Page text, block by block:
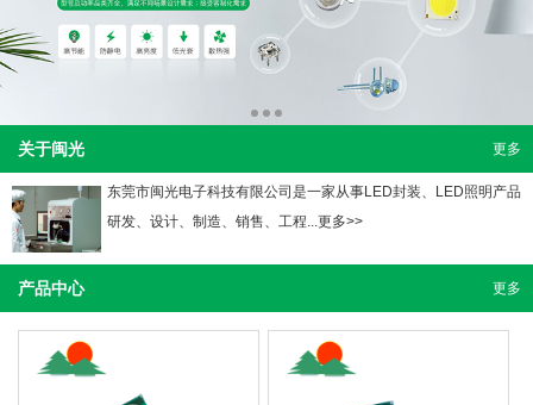
更多
关于闽光
东莞市闽光电子科技有限公司是一家从事LED封装、LED照明产品
研发、设计、制造、销售、工程...更多>>
更多
产品中心